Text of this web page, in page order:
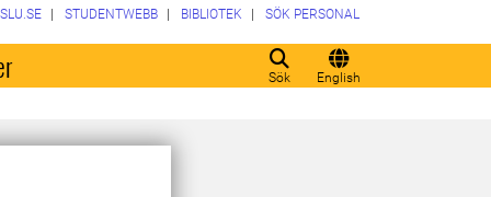
Sök English
SLU.SE STUDENTWEBB BIBLIOTEK SÖK PERSONAL